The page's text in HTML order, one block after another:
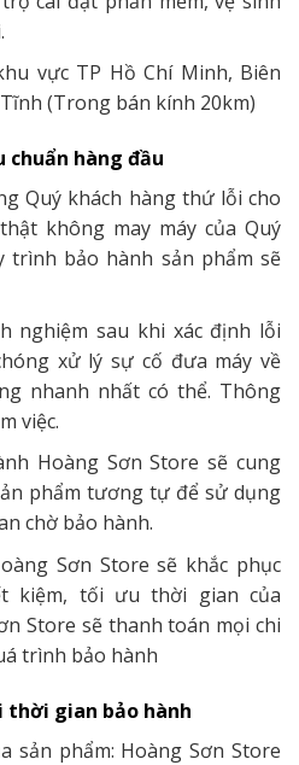
vực TP Hồ Chí Minh, Biên
(Trong bán kính 20km)
chuẩn hàng đầu
Quý khách hàng thứ lỗi cho
không may máy của Quý
trình bảo hành sản phẩm sẽ
nghiệm sau khi xác định lỗi
xử lý sự cố đưa máy về
nhanh nhất có thể. Thông
việc.
Hoàng Sơn Store sẽ cung
phẩm tương tự để sử dụng
chờ bảo hành.
Sơn Store sẽ khắc phục
kiệm, tối ưu thời gian của
Store sẽ thanh toán mọi chi
trình bảo hành
thời gian bảo hành
sản phẩm: Hoàng Sơn Store